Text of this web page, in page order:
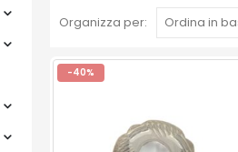
Organizza per:
-40%